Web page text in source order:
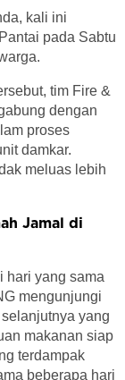
kali ini
pada Sabtu
tim Fire &
dengan
proses
damkar.
meluas lebih
Jamal di
hari yang sama
mengunjungi
yang
makanan siap
terdampak
beberapa hari